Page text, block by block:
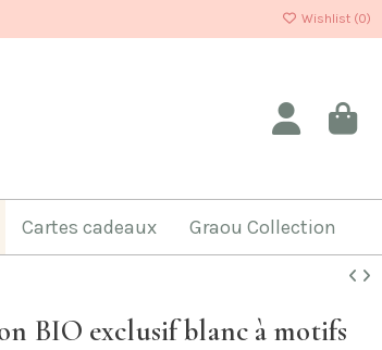
Wishlist (0)
Cartes cadeaux Graou Collection
BIO exclusif blanc à motifs